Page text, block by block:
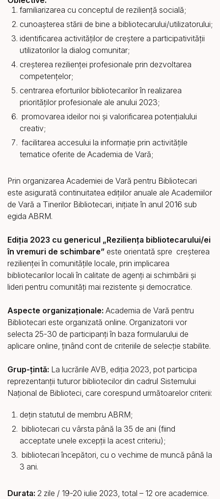
familiarizarea cu conceptul de reziliență socială;
cunoașterea stării de bine a bibliotecarului/utilizatorului;
identificarea activităților de creștere a participativității
utilizatorilor la dialog comunitar;
creșterea rezilienței profesionale prin dezvoltarea
competențelor;
centrarea eforturilor bibliotecarilor în realizarea
priorităţilor profesionale ale anului 2023;
promovarea ideilor noi și valorificarea potențialului
creativ;
facilitarea accesului la informație prin activităţile
tematice oferite de Academia de Vară;
Prin organizarea Academiei de Vară pentru Bibliotecari
este asigurată continuitatea edițiilor anuale ale Academiilor
de Vară a Tinerilor Bibliotecari, inițiate în anul 2016 sub
egida ABRM.
Ediția 2023 cu genericul „Reziliența bibliotecarului/ei
în vremuri de schimbare” este orientată spre creșterea
rezilienței în comunitățile locale, prin implicarea
bibliotecarilor locali în calitate de agenți ai schimbării și
lideri pentru comunități mai rezistente și democratice.
Aspecte organizaționale: Academia de Vară pentru
Bibliotecari este organizată online. Organizatorii vor
selecta 25-30 de participanți în baza formularului de
aplicare online, ținând cont de criteriile de selecție stabilite.
Grup-țintă: La lucrările AVB, ediția 2023, pot participa
reprezentanții tuturor bibliotecilor din cadrul Sistemului
Național de Biblioteci, care corespund următoarelor criterii:
dețin statutul de membru ABRM;
bibliotecari cu vârsta până la 35 de ani (fiind
acceptate unele excepții la acest criteriu);
bibliotecari începători, cu o vechime de muncă până la
3 ani.
Durata: 2 zile / 19-20 iulie 2023, total – 12 ore academice.